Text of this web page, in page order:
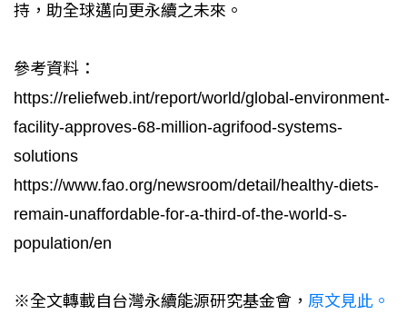
持，助全球邁向更永續之未來。
參考資料：
https://reliefweb.int/report/world/global-environment-
facility-approves-68-million-agrifood-systems-
solutions
https://www.fao.org/newsroom/detail/healthy-diets-
remain-unaffordable-for-a-third-of-the-world-s-
population/en
※全文轉載自台灣永續能源研究基金會， 原文見此。